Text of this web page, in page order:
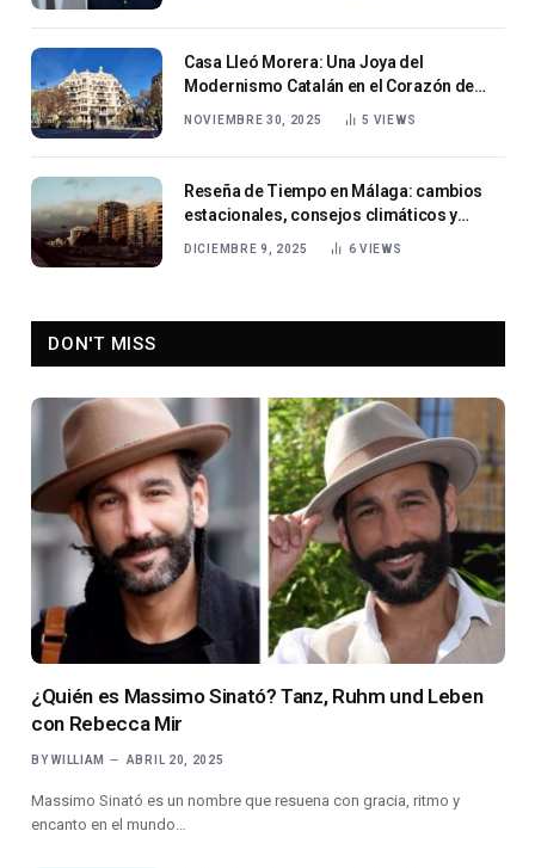
Casa Lleó Morera: Una Joya del
Modernismo Catalán en el Corazón de
NOVIEMBRE 30, 2025 5 VIEWS
Reseña de Tiempo en Málaga: cambios
estacionales, consejos climáticos y
DICIEMBRE 9, 2025 6VIEWS
DON'T MISS
¿Quién es Massimo Sinató? Tanz, Ruhm und Leben
con Rebecca Mir
BY WILLIAM ABRIL 20, 2025
Massimo Sinató es un nombre que resuena con gracia, ritmo y
encanto en el mundo…